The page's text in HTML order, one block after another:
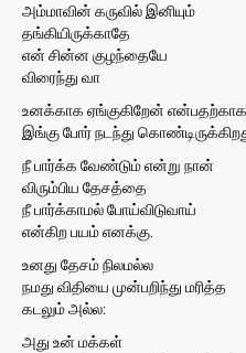
அம்மாவின் கருவில் இனியும்
தங்கியிருக்காதே
என் சின்ன குழந்தையே
விரைந்து வா
உனக்காக ஏங்குகிறேன்
இங்கு போர் நடந்து
நீ பார்க்க வேண்டும் என்று நான்
விரும்பிய தேசத்தை
நீ பார்க்காமல் போய்விடுவாய்
என்கிற பயம் எனக்கு.
உனது தேசம் நிலமல்ல
நமது விதியை முன்பறிந்து மரித்த
கடலும் அல்ல:
அது உன் மக்கள்